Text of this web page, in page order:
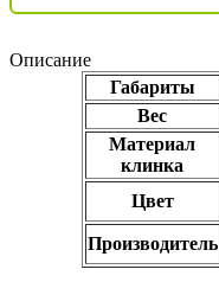
Описание
Габариты
Вес
Материал
клинка
Цвет
Производитель